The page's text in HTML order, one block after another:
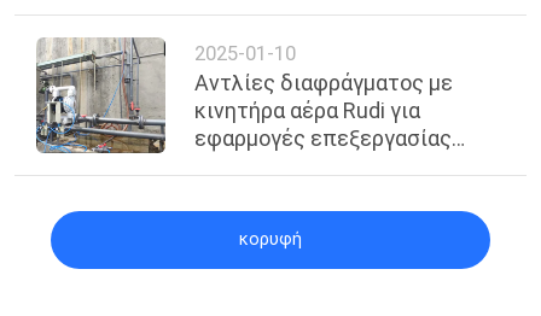
2025-01-10
Αντλίες διαφράγματος με
κινητήρα αέρα Rudi για
εφαρμογές επεξεργασίας
κορυφή